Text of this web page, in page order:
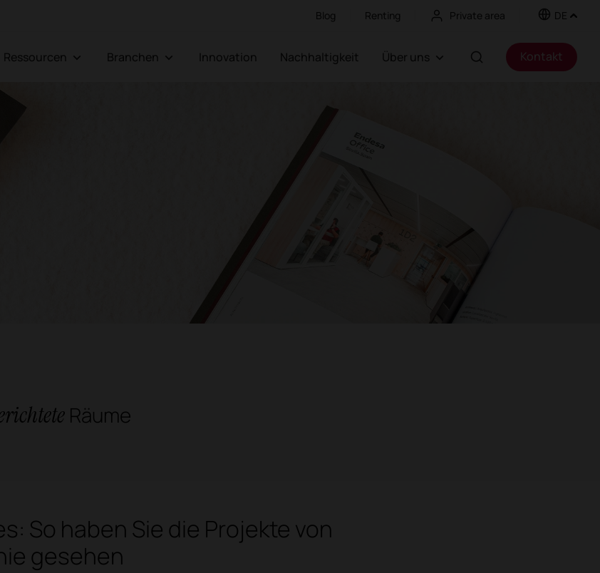
Blog Renting Private area DE
Ressourcen Branchen Innovation Nachhaltigkeit Über uns Kontakt
Räume
So haben Sie die Projekte von
gesehen